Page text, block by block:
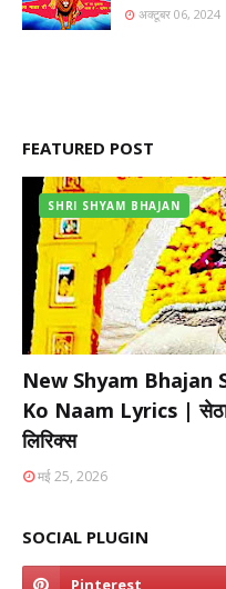
अक्टूबर 06, 2024
FEATURED POST
SHRI SHYAM BHAJAN
New Shyam Bhajan
Ko Naam Lyrics |
लिरिक्स
मई 25, 2026
SOCIAL PLUGIN